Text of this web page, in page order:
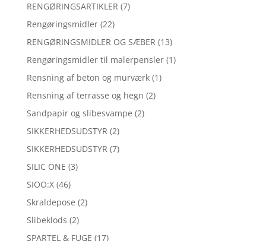
RENGØRINGSARTIKLER (7)
Rengøringsmidler (22)
RENGØRINGSMIDLER OG SÆBER (13)
Rengøringsmidler til malerpensler (1)
Rensning af beton og murværk (1)
Rensning af terrasse og hegn (2)
Sandpapir og slibesvampe (2)
SIKKERHEDSUDSTYR (2)
SIKKERHEDSUDSTYR (7)
SILIC ONE (3)
SIOO:X (46)
Skraldepose (2)
Slibeklods (2)
SPARTEL & FUGE (17)